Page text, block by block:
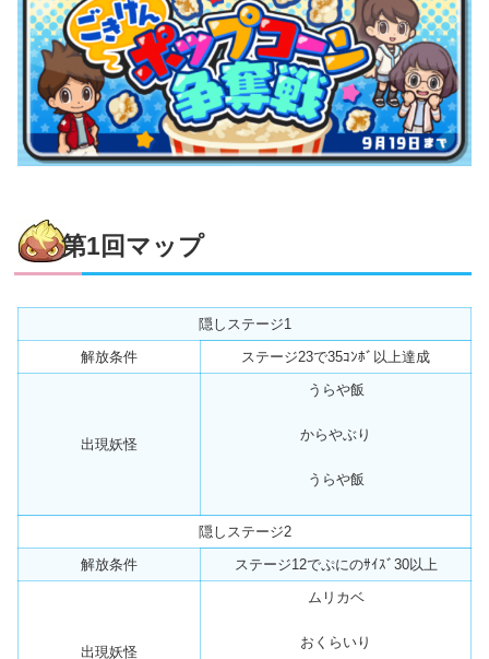
第1回マップ
隠しステージ1
解放条件
ステージ23で35ｺﾝﾎﾞ以上達成
出現妖怪
うらや飯
からやぶり
うらや飯
隠しステージ2
解放条件
ステージ12でぷにのｻｲｽﾞ30以上
出現妖怪
ムリカベ
おくらいり